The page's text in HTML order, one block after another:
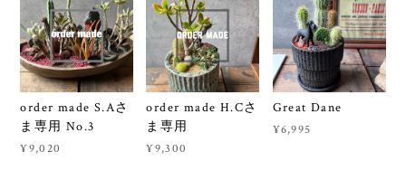
order made S.Aさ
ま専用 No.3
¥9,020
order made H.Cさ
ま専用
¥9,300
Great Dane
¥6,995